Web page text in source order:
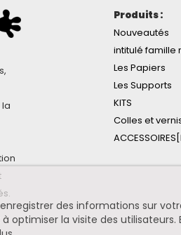
Produits :
Nouveautés
intitulé famille
Les Papiers
Les Supports
KITS
Colles et
des informations sur
optimiser la visite des